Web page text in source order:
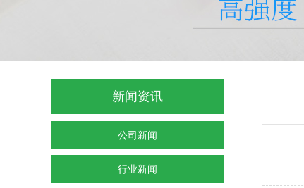
新闻资讯
公司新闻
行业新闻